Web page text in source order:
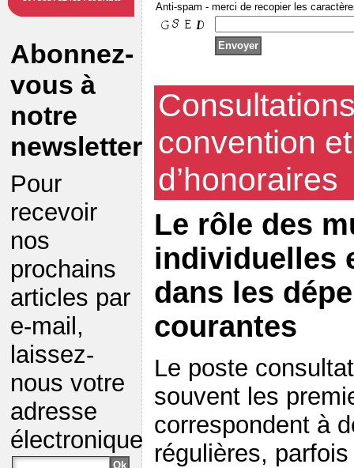
Abonnez-
vous à
notre
newsletter
Pour
recevoir
nos
prochains
articles par
e-mail,
laissez-
nous votre
adresse
électronique
Anti-spam - merci de recopier les
convention
d’honoraires
Le rôle des
individuelles
dans les
courantes
Le poste
souvent les
correspondent à
régulières,